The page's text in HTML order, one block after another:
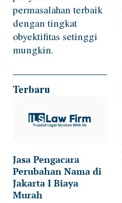
permasalahan terbaik
dengan tingkat
obyektifitas setinggi
mungkin.
Terbaru
Jasa Pengacara
Perubahan Nama di
Jakarta I Biaya
Murah